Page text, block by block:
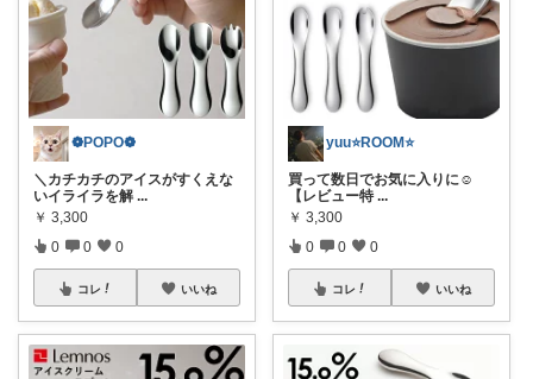
❁POPO❁
＼カチカチのアイスがすくえな
いイライラを解 ...
￥ 3,300
0 0 0
コレ いいね
yuu⭐️ROOM⭐️
買って数日でお気に入りに☺️
【レビュー特 ...
￥ 3,300
0 0 0
コレ いいね